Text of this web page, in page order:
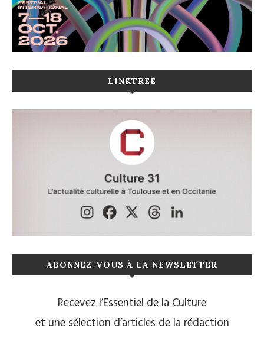
LINKTREE
ABONNEZ-VOUS À LA NEWSLETTER
Recevez l’Essentiel de la Culture
et une sélection d’articles de la rédaction